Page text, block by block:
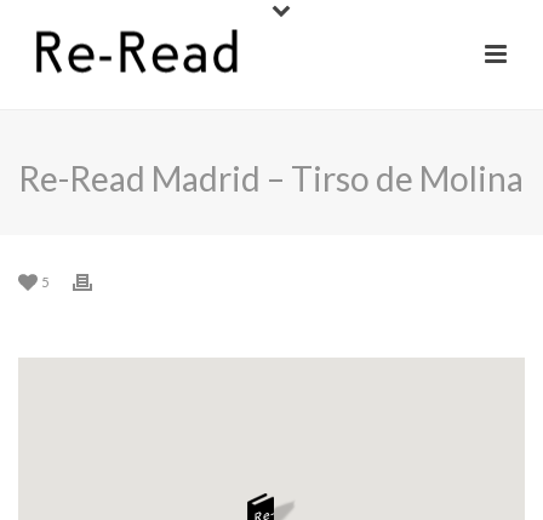
Re-Read Madrid – Tirso de Molina
5